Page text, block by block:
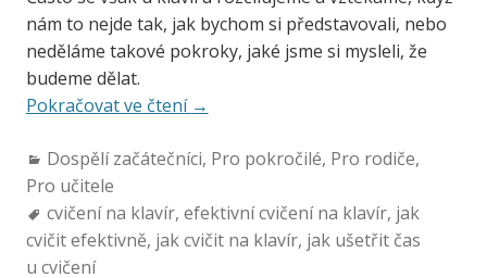
nám to nejde tak, jak bychom si představovali, nebo
neděláme takové pokroky, jaké jsme si mysleli, že
budeme dělat.
Pokračovat ve čtení →
Dospělí začátečníci, Pro pokročilé, Pro rodiče,
Pro učitele
cvičení na klavír, efektivní cvičení na klavír, jak
cvičit efektivně, jak cvičit na klavír, jak ušetřit čas
u cvičení